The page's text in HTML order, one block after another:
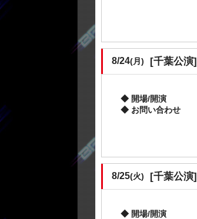
8/24(月) [千葉公演]
開場/開演
お問い合わせ
8/25(火) [千葉公演]
開場/開演